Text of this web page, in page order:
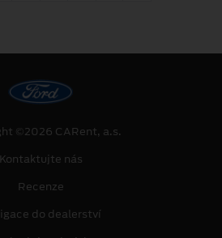
©2026 CARent, a.s.
Kontaktujte nás
Recenze
do dealerství